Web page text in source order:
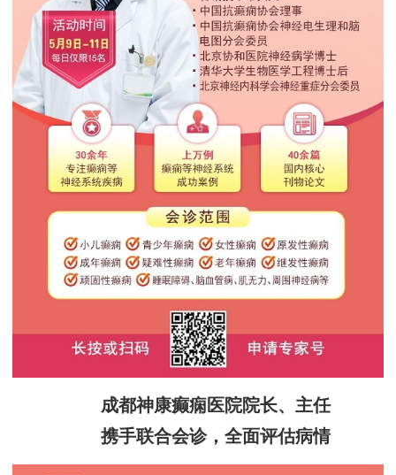
成都神康癫痫医院院长、主任
携手联合会诊，全面评估病情